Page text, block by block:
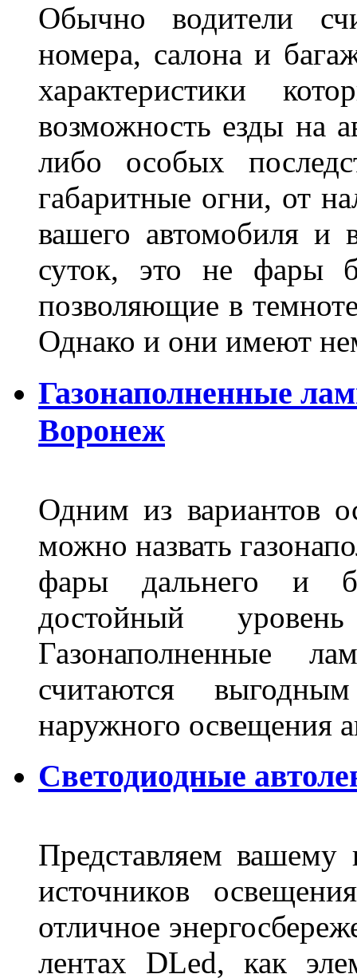
Обычно водители
номера, салона и
характеристики
возможность езды на
либо особых
габаритные огни, от
вашего автомобиля и
суток, это не фары
позволяющие в
Однако и они имеют
Газонаполненные
Воронеж
Одним из вариантов
можно назвать
фары дальнего и
достойный
Газонаполненные
считаются
наружного освещения
Светодиодные
Представляем
источников
отличное
лентах DLed, как